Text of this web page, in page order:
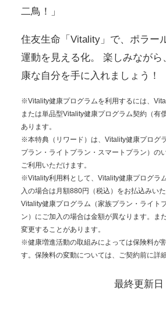
二鳥！」
住友生命「Vitality」で、ポラー
運動を見える化。
楽しみながら
康な自分を手に入れましょう！
※Vitality健康プログラムを利用するには、
または単品型Vitality健康プログラム契約（有
あります。
※本特典（リワード）は、Vitality健康プログ
プラン・ライトプラン・スマートプラン）の
ご利用いただけます。
※Vitality利用料として、Vitality健康プログラ
入の場合は月額880円（税込）をお払込みいた
Vitality健康プログラム（家族プラン・ライト
ン）にご加入の場合は金額が異なります。ま
変更することがあります。
※健康増進活動の取組みによっては保険料が
す。保険料の変動については、ご契約前に詳
最終更新日